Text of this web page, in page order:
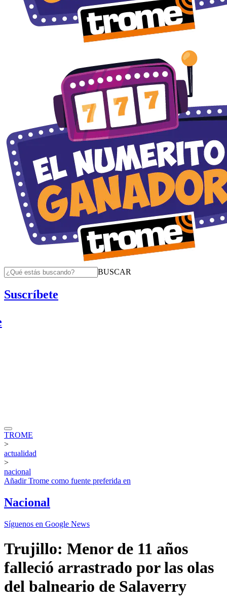
BUSCAR
Suscríbete
TROME
>
actualidad
>
nacional
AñadirTrome como fuente preferida en
Nacional
Síguenos en Google News
Trujillo: Menor de 11 años
falleció arrastrado por las olas
del balneario de Salaverry